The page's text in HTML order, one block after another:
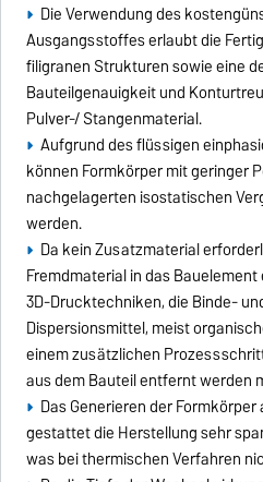
Die Verwendung des
Ausgangsstoffes erlaubt die
filigranen Strukturen sowie eine
Bauteilgenauigkeit und
Pulver-/ Stangenmaterial.
Aufgrund des flüssigen
können Formkörper mit geringer
nachgelagerten isostatischen
werden.
Da kein Zusatzmaterial
Fremdmaterial in das
3D-Drucktechniken, die Binde-
Dispersionsmittel, meist
einem zusätzlichen
aus dem Bauteil entfernt werden
Das Generieren der
gestattet die Herstellung sehr
was bei thermischen Verfahren